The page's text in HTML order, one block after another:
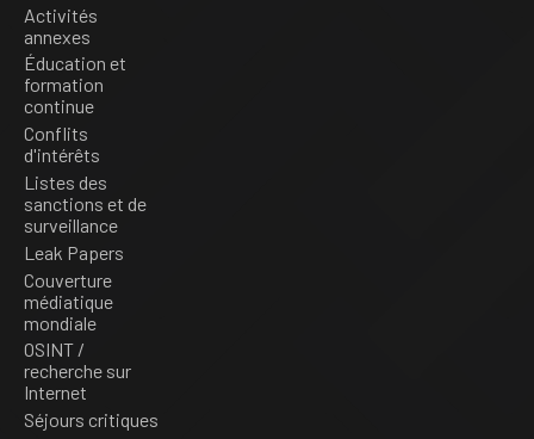
Activités
annexes
Éducation et
formation
continue
Conflits
d'intérêts
Listes des
sanctions et de
surveillance
Leak Papers
Couverture
médiatique
mondiale
OSINT /
recherche sur
Internet
Séjours critiques